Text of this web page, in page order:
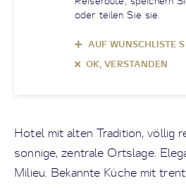
oder teilen Sie sie.
AUF WUNSCHLISTE
OK, VERSTANDEN
Hotel mit alten Tradition, völlig
sonnige, zentrale Ortslage.
Milieu. Bekannte Küche mit